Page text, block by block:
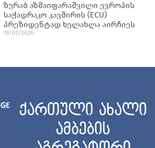
ზურაბ აზმაიფარაშვილი ევროპის
საჭადრაკო კავშირის (ECU)
პრეზიდენტად ხელახლა აირჩიეს
19/07/2026
ქართული ახალი
ამბების